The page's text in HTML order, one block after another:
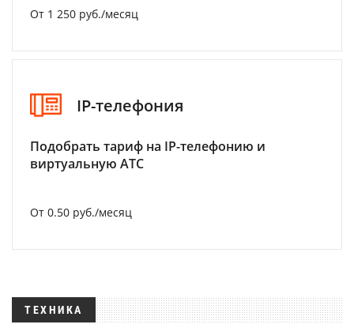
От 1 250 руб./месяц
IP-телефония
Подобрать тариф на IP-телефонию и
виртуальную АТС
От 0.50 руб./месяц
ТЕХНИКА